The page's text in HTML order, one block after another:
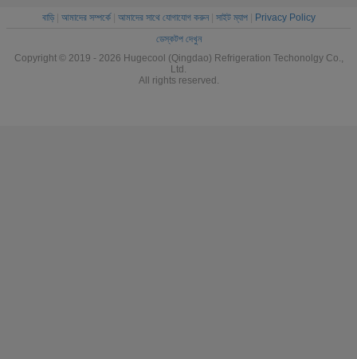
বাড়ি| আমাদের সম্পর্কে| আমাদের সাথে যোগাযোগ করুন| সাইট ম্যাপ|
Privacy Policy
ডেস্কটপ দেখুন
Copyright © 2019 - 2026 Hugecool (Qingdao) Refrigeration Techonolgy Co.,
Ltd.
All rights reserved.